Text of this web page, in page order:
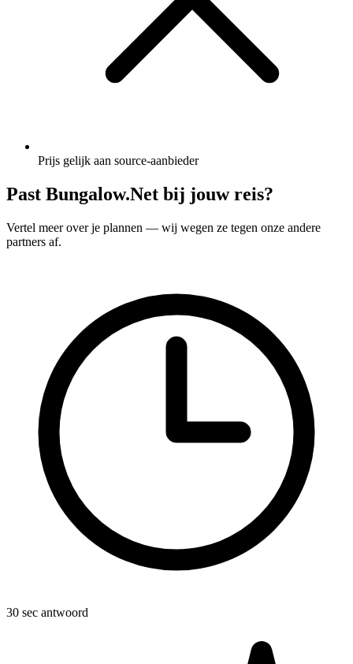
Prijs gelijk aan source-aanbieder
Past Bungalow.Net bij jouw reis?
Vertel meer over je plannen — wij wegen ze tegen onze andere
partners af.
30 sec antwoord